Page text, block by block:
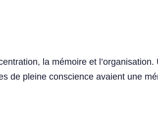
la mémoire et l’organisation.
de pleine conscience avaient une